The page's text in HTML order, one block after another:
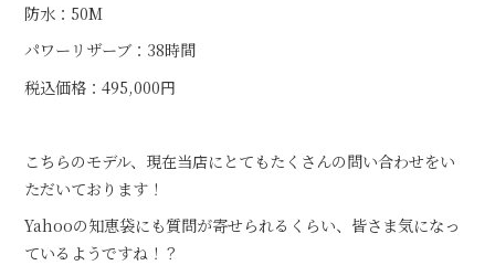
防水：50M
パワーリザーブ：38時間
税込価格：495,000円
こちらのモデル、現在当店にとてもたくさんの問い合わせをい
ただいております！
Yahooの知恵袋にも質問が寄せられるくらい、皆さま気になっ
ているようですね！？